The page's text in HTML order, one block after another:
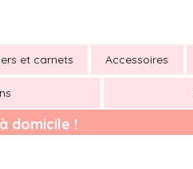
et carnets Accessoires
domicile !